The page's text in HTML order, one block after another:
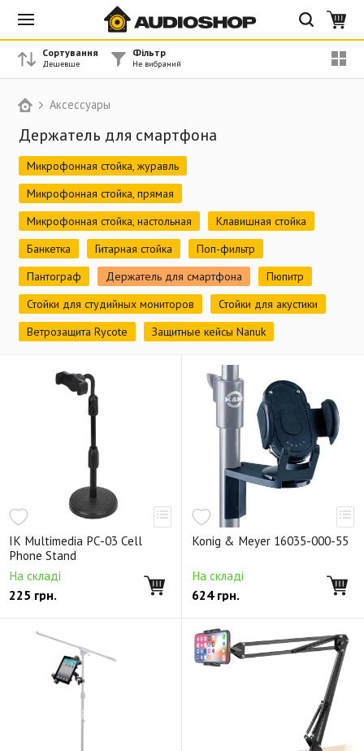
Аксессуары
Держатель для смартфона
Микрофонная стойка, журавль
Микрофонная стойка, прямая
Микрофонная стойка, настольная
Клавишная стойка
Банкетка
Гитарная стойка
Поп-фильтр
Пантограф
Держатель для смартфона
Пюпитр
Стойки для студийных мониторов
Стойки для акустики
Ветрозащита Rycote
Защитные кейсы Nanuk
IK Multimedia PC-03 Cell
Phone Stand
На складі
225 грн.
Konig & Meyer 16035-000-55
На складі
624грн.
Сортування Фільтр